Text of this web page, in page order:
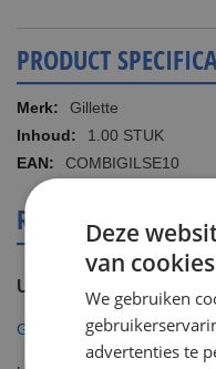
PRODUCT
Meer
informatie
Gillette
1.00 STUK
COMBIGILSE10
REVIEWS OVER DIT
U plaatst een review
Gillette Combi
Deze
van
We gebruiken
advertenties te